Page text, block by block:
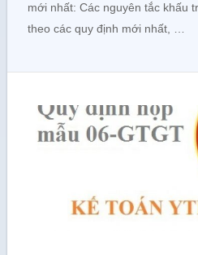
mới nhất: Các nguyên tắc khấu
theo các quy định mới nhất, …